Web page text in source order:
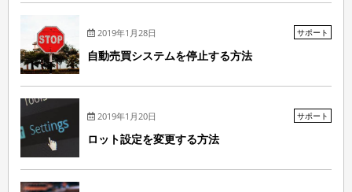
2019年1月28日 サポート
自動売買システムを停止する方法
2019年1月20日 サポート
ロット設定を変更する方法